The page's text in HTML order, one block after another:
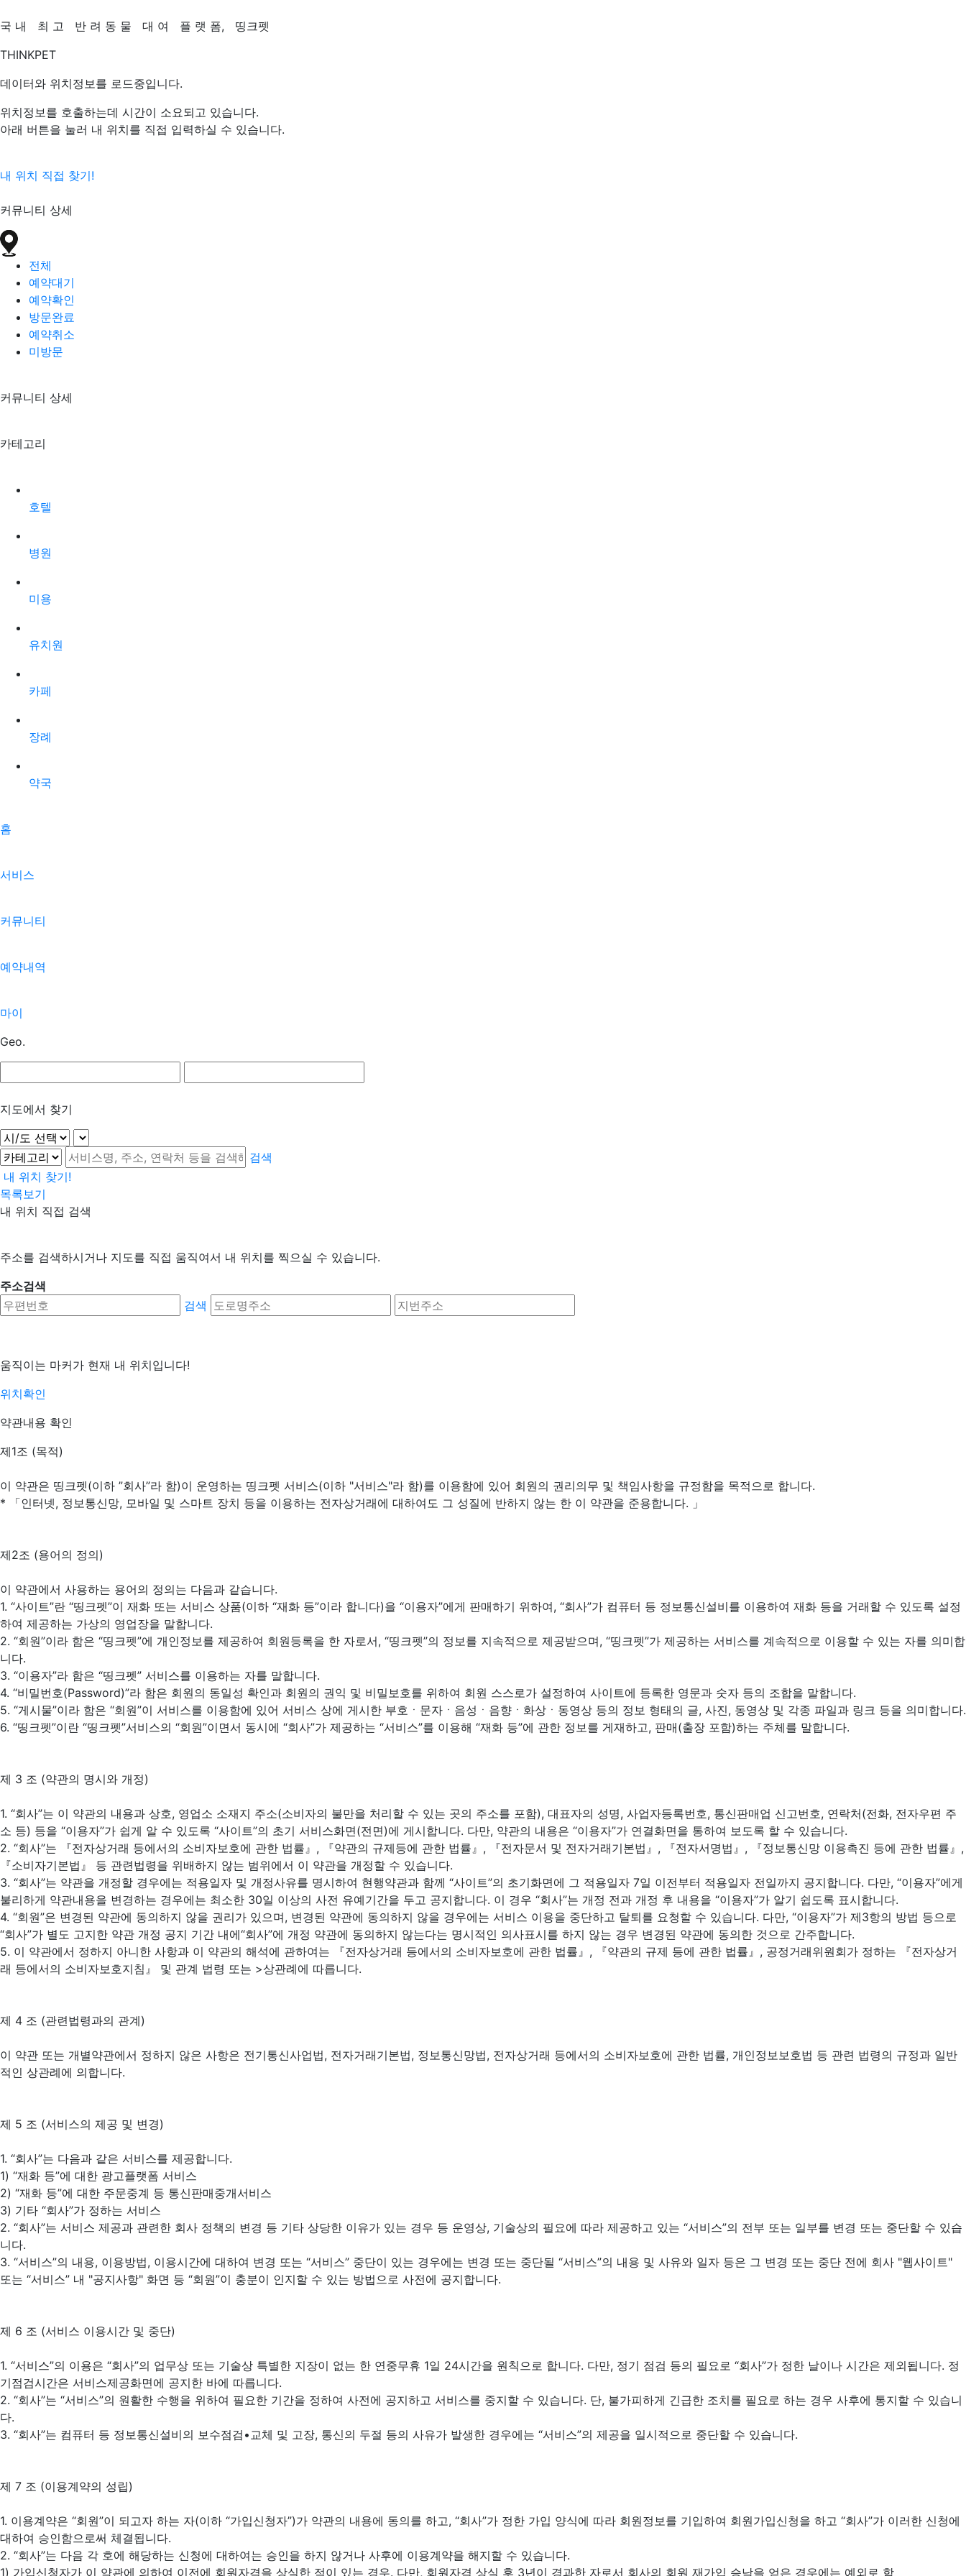
국 내 최 고 반 려 동 물 대 여 플 랫 폼,
띵크펫
THINKPET
데이터와 위치정보를 로드중입니다.
위치정보를 호출하는데 시간이 소요되고 있습니다.
아래 버튼을 눌러 내 위치를 직접 입력하실 수 있습니다.
내 위치 직접 찾기!
커뮤니티 상세
전체
예약대기
예약확인
방문완료
예약취소
미방문
커뮤니티 상세
카테고리
호텔
병원
미용
유치원
카페
장례
약국
홈
서비스
커뮤니티
예약내역
마이
Geo.
지도에서 찾기
검색
내 위치 찾기!
목록보기
내 위치 직접 검색
주소를 검색하시거나 지도를 직접 움직여서 내 위치를 찍으실 수 있습니다.
주소검색
검색
움직이는 마커가 현재 내 위치입니다!
위치확인
약관내용 확인
제1조 (목적)
이 약관은 띵크펫(이하 ”회사”라 함)이 운영하는 띵크펫 서비스(이하 "서비스"라 함)를 이용함에 있어 회원의 권리의무 및 책임사항을 규정함을 목적으로 합니다.
* 「인터넷, 정보통신망, 모바일 및 스마트 장치 등을 이용하는 전자상거래에 대하여도 그 성질에 반하지 않는 한 이 약관을 준용합니다. 」
제2조 (용어의 정의)
이 약관에서 사용하는 용어의 정의는 다음과 같습니다.
1. “사이트”란 “띵크펫”이 재화 또는 서비스 상품(이하 “재화 등”이라 합니다)을 “이용자”에게 판매하기 위하여, “회사”가 컴퓨터 등 정보통신설비를 이용하여 재화 등을 거래할 수 있도록 설정
하여 제공하는 가상의 영업장을 말합니다.
2. “회원”이라 함은 “띵크펫”에 개인정보를 제공하여 회원등록을 한 자로서, “띵크펫”의 정보를 지속적으로 제공받으며, “띵크펫”가 제공하는 서비스를 계속적으로 이용할 수 있는 자를 의미합
니다.
3. “이용자”라 함은 “띵크펫” 서비스를 이용하는 자를 말합니다.
4. “비밀번호(Password)”라 함은 회원의 동일성 확인과 회원의 권익 및 비밀보호를 위하여 회원 스스로가 설정하여 사이트에 등록한 영문과 숫자 등의 조합을 말합니다.
5. “게시물”이라 함은 “회원”이 서비스를 이용함에 있어 서비스 상에 게시한 부호ㆍ문자ㆍ음성ㆍ음향ㆍ화상ㆍ동영상 등의 정보 형태의 글, 사진, 동영상 및 각종 파일과 링크 등을 의미합니다.
6. “띵크펫”이란 “띵크펫”서비스의 “회원”이면서 동시에 “회사”가 제공하는 “서비스”를 이용해 “재화 등”에 관한 정보를 게재하고, 판매(출장 포함)하는 주체를 말합니다.
제 3 조 (약관의 명시와 개정)
1. “회사”는 이 약관의 내용과 상호, 영업소 소재지 주소(소비자의 불만을 처리할 수 있는 곳의 주소를 포함), 대표자의 성명, 사업자등록번호, 통신판매업 신고번호, 연락처(전화, 전자우편 주
소 등) 등을 “이용자”가 쉽게 알 수 있도록 “사이트”의 초기 서비스화면(전면)에 게시합니다. 다만, 약관의 내용은 “이용자”가 연결화면을 통하여 보도록 할 수 있습니다.
2. “회사”는 『전자상거래 등에서의 소비자보호에 관한 법률』, 『약관의 규제등에 관한 법률』, 『전자문서 및 전자거래기본법』, 『전자서명법』, 『정보통신망 이용촉진 등에 관한 법률』,
『소비자기본법』 등 관련법령을 위배하지 않는 범위에서 이 약관을 개정할 수 있습니다.
3. “회사”는 약관을 개정할 경우에는 적용일자 및 개정사유를 명시하여 현행약관과 함께 “사이트”의 초기화면에 그 적용일자 7일 이전부터 적용일자 전일까지 공지합니다. 다만, “이용자”에게
불리하게 약관내용을 변경하는 경우에는 최소한 30일 이상의 사전 유예기간을 두고 공지합니다. 이 경우 “회사”는 개정 전과 개정 후 내용을 “이용자”가 알기 쉽도록 표시합니다.
4. “회원”은 변경된 약관에 동의하지 않을 권리가 있으며, 변경된 약관에 동의하지 않을 경우에는 서비스 이용을 중단하고 탈퇴를 요청할 수 있습니다. 다만, “이용자”가 제3항의 방법 등으로
“회사”가 별도 고지한 약관 개정 공지 기간 내에“회사”에 개정 약관에 동의하지 않는다는 명시적인 의사표시를 하지 않는 경우 변경된 약관에 동의한 것으로 간주합니다.
5. 이 약관에서 정하지 아니한 사항과 이 약관의 해석에 관하여는 『전자상거래 등에서의 소비자보호에 관한 법률』, 『약관의 규제 등에 관한 법률』, 공정거래위원회가 정하는 『전자상거
래 등에서의 소비자보호지침』 및 관계 법령 또는 >상관례에 따릅니다.
제 4 조 (관련법령과의 관계)
이 약관 또는 개별약관에서 정하지 않은 사항은 전기통신사업법, 전자거래기본법, 정보통신망법, 전자상거래 등에서의 소비자보호에 관한 법률, 개인정보보호법 등 관련 법령의 규정과 일반
적인 상관례에 의합니다.
제 5 조 (서비스의 제공 및 변경)
1. “회사”는 다음과 같은 서비스를 제공합니다.
1) “재화 등”에 대한 광고플랫폼 서비스
2) “재화 등”에 대한 주문중계 등 통신판매중개서비스
3) 기타 “회사”가 정하는 서비스
2. “회사”는 서비스 제공과 관련한 회사 정책의 변경 등 기타 상당한 이유가 있는 경우 등 운영상, 기술상의 필요에 따라 제공하고 있는 “서비스”의 전부 또는 일부를 변경 또는 중단할 수 있습
니다.
3. “서비스”의 내용, 이용방법, 이용시간에 대하여 변경 또는 “서비스” 중단이 있는 경우에는 변경 또는 중단될 “서비스”의 내용 및 사유와 일자 등은 그 변경 또는 중단 전에 회사 "웹사이트"
또는 “서비스” 내 "공지사항" 화면 등 “회원”이 충분이 인지할 수 있는 방법으로 사전에 공지합니다.
제 6 조 (서비스 이용시간 및 중단)
1. “서비스”의 이용은 “회사”의 업무상 또는 기술상 특별한 지장이 없는 한 연중무휴 1일 24시간을 원칙으로 합니다. 다만, 정기 점검 등의 필요로 “회사”가 정한 날이나 시간은 제외됩니다. 정
기점검시간은 서비스제공화면에 공지한 바에 따릅니다.
2. “회사”는 “서비스”의 원활한 수행을 위하여 필요한 기간을 정하여 사전에 공지하고 서비스를 중지할 수 있습니다. 단, 불가피하게 긴급한 조치를 필요로 하는 경우 사후에 통지할 수 있습니
다.
3. “회사”는 컴퓨터 등 정보통신설비의 보수점검•교체 및 고장, 통신의 두절 등의 사유가 발생한 경우에는 “서비스”의 제공을 일시적으로 중단할 수 있습니다.
제 7 조 (이용계약의 성립)
1. 이용계약은 “회원”이 되고자 하는 자(이하 “가입신청자”)가 약관의 내용에 동의를 하고, “회사”가 정한 가입 양식에 따라 회원정보를 기입하여 회원가입신청을 하고 “회사”가 이러한 신청에
대하여 승인함으로써 체결됩니다.
2. “회사”는 다음 각 호에 해당하는 신청에 대하여는 승인을 하지 않거나 사후에 이용계약을 해지할 수 있습니다.
1) 가입신청자가 이 약관에 의하여 이전에 회원자격을 상실한 적이 있는 경우. 다만, 회원자격 상실 후 3년이 경과한 자로서 회사의 회원 재가입 승낙을 얻은 경우에는 예외로 함